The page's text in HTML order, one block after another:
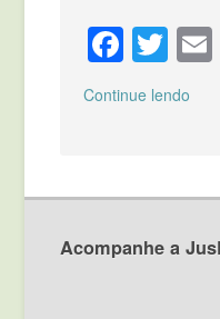
Continue lendo
Acompanhe a